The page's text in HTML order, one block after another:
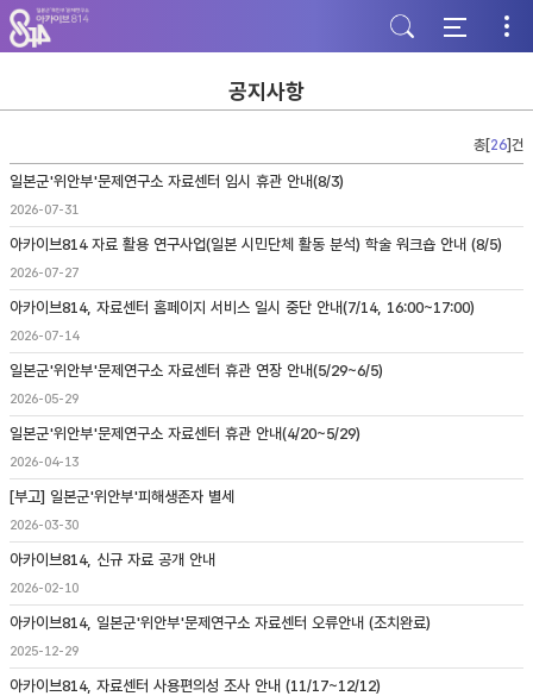
주
메
뉴
가
본
문
바
기
하
단
바
기
공지사항
총[26]건
일본군'위안부'문제연구소 자료센터 임시 휴관 안내(8/3)
2026-07-31
아카이브814 자료 활용 연구사업(일본 시민단체 활동 분석) 학술 워크숍 안내 (8/5)
2026-07-27
아카이브814, 자료센터 홈페이지 서비스 일시 중단 안내(7/14, 16:00~17:00)
2026-07-14
일본군'위안부'문제연구소 자료센터 휴관 연장 안내(5/29~6/5)
2026-05-29
일본군'위안부'문제연구소 자료센터 휴관 안내(4/20~5/29)
2026-04-13
[부고] 일본군'위안부'피해생존자 별세
2026-03-30
아카이브814, 신규 자료 공개 안내
2026-02-10
아카이브814, 일본군'위안부'문제연구소 자료센터 오류안내 (조치완료)
2025-12-29
아카이브814, 자료센터 사용편의성 조사 안내 (11/17~12/12)